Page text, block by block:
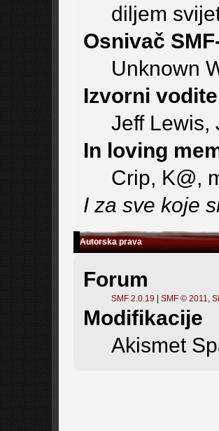
diljem
Osnivač
Unknown
Izvorni
Jeff Lewis,
In loving
Crip, K@,
I za sve koje
Autorska prava
Forum
SMF 2.0.19 |SMF © 2011,
Modifikacije
Akismet